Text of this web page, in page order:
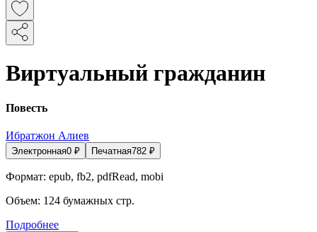
Виртуальный гражданин
Повесть
Ибратжон Алиев
Электронная0 ₽ Печатная782 ₽
Формат: epub, fb2, pdfRead, mobi
Объем: 124 бумажных стр.
Подробнее